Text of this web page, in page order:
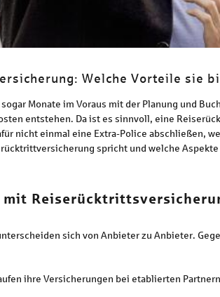
Welche Vorteile sie
Monate im Voraus mit der Planung und
entstehen. Da ist es sinnvoll, eine
nicht einmal eine Extra-Police abschließen,
spricht und welche
sich von Anbieter zu Anbieter.
ihre Versicherungen bei etablierten